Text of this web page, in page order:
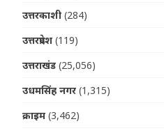
उत्तरकाशी (284)
उत्तरप्रदेश (119)
उत्तराखंड (25,056)
उधमसिंह नगर (1,315)
क्राइम (3,462)